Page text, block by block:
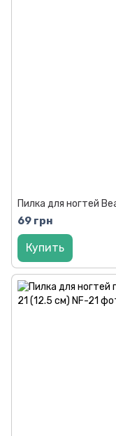
Пилка для ногтей
69 грн
Купить